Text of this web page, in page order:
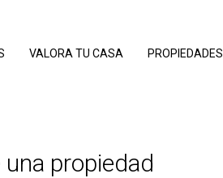
VALORA TU CASA PROPIEDADES
propiedad